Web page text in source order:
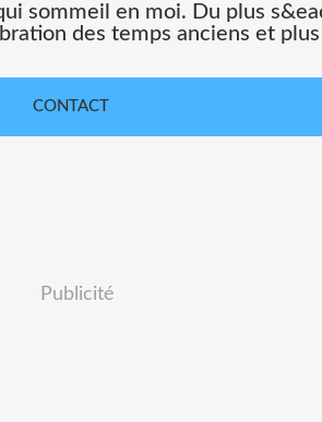
sommeil en moi. Du plus
des temps anciens et
CONTACT
Publicité